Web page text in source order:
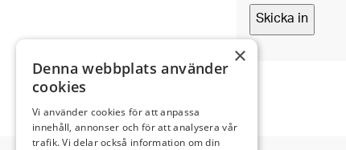
Skicka in
×
Denna webbplats använder
cookies
Vi använder cookies för att anpassa
innehåll, annonser och för att analysera vår
trafik. Vi delar också information om din